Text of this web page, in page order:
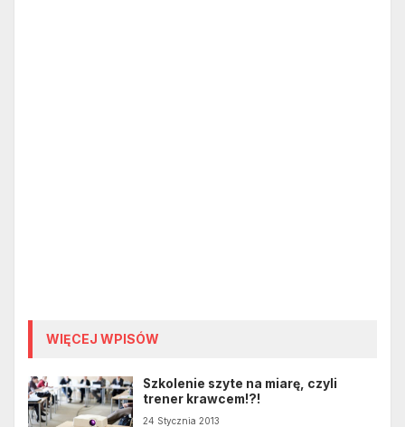
WIĘCEJ WPISÓW
Szkolenie szyte na miarę, czyli
trener krawcem!?!
24 Stycznia 2013